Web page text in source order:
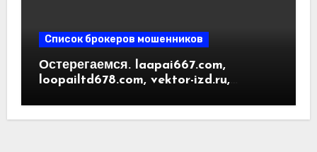
Список брокеров мошенников
Остерегаемся. laapai667.com,
loopailtd678.com, vektor-izd.ru,
видом инвест проектов. Отзывы